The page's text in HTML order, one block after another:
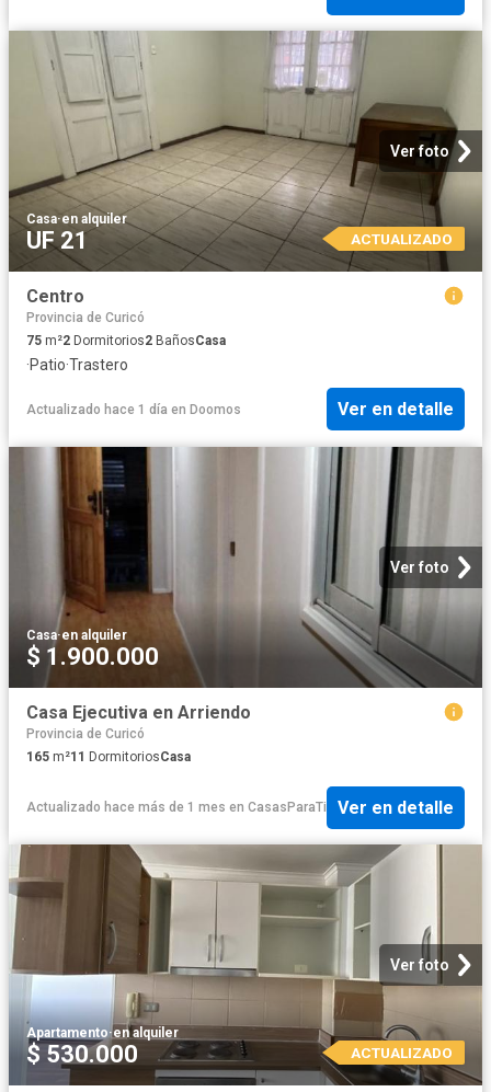
Ver foto
Casa·en alquiler
UF 21 ACTUALIZADO
Centro
Provincia de Curicó
75 m²2 Dormitorios2 BañosCasa
·Patio·Trastero
Actualizado hace 1 día en Doomos Ver en detalle
Ver foto
Casa·en alquiler
$ 1.900.000
Casa Ejecutiva en Arriendo
Provincia de Curicó
165 m²11 DormitoriosCasa
Actualizado hace más de 1 mes en CasasParaTi Ver en detalle
Ver foto
Apartamento·en alquiler
$ 530.000 ACTUALIZADO